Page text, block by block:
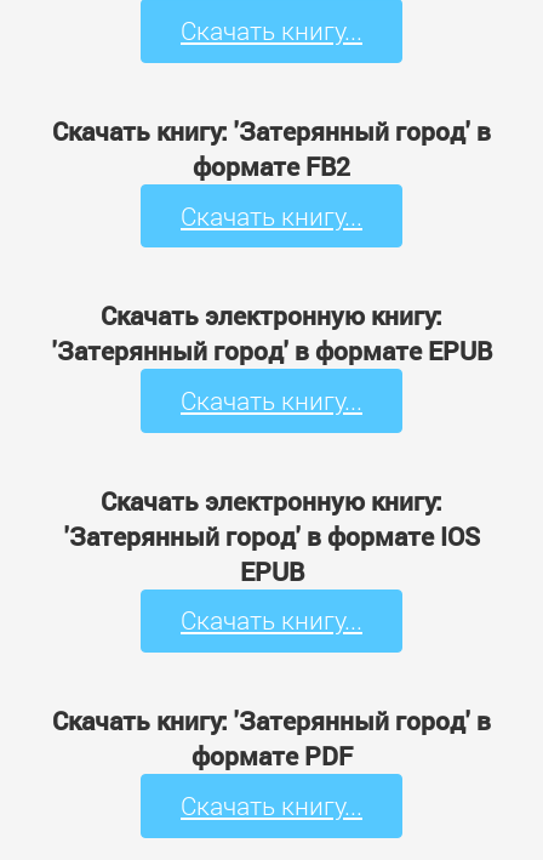
Скачать книгу...
Скачать книгу: 'Затерянный город' в
формате FB2
Скачать книгу...
Скачать электронную книгу:
'Затерянный город' в формате EPUB
Скачать книгу...
Скачать электронную книгу:
'Затерянный город' в формате IOS
EPUB
Скачать книгу...
Скачать книгу: 'Затерянный город' в
формате PDF
Скачать книгу...